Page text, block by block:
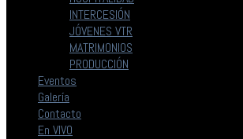
INTERCESIÓN
JÓVENES VTR
MATRIMONIOS
PRODUCCIÓN
Eventos
Galería
Contacto
En VIVO